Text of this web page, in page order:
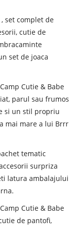
set complet de
cutie de
set de joaca
Cutie & Babe
parul sau frumos
si un stil propriu
mai mare a lui Brrr
tematic
surpriza
latura ambalajului
Cutie & Babe
de pantofi,